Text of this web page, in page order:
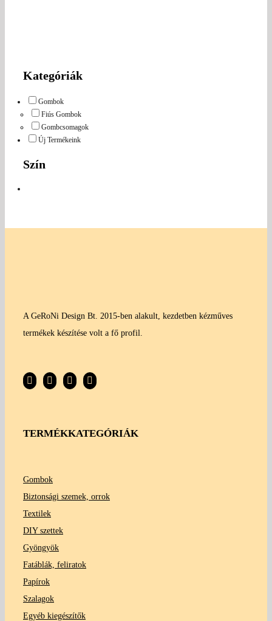
Kategóriák
Gombok
Fiús Gombok
Gombcsomagok
Új Termékeink
Szín
A GeRoNi Design Bt. 2015-ben alakult, kezdetben kézműves
termékek készítése volt a fő profil.
TERMÉKKATEGÓRIÁK
Gombok
Biztonsági szemek, orrok
Textilek
DIY szettek
Gyöngyök
Fatáblák, feliratok
Papírok
Szalagok
Egyéb kiegészítők